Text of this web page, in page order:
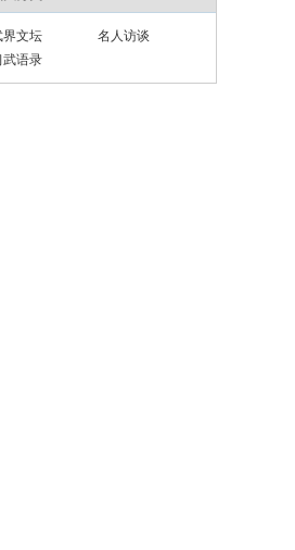
界文坛
名人访谈
武语录